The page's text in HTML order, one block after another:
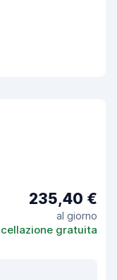
235,40 €
al giorno
gratuita